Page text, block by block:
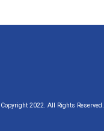
2022. All Rights Reserved.